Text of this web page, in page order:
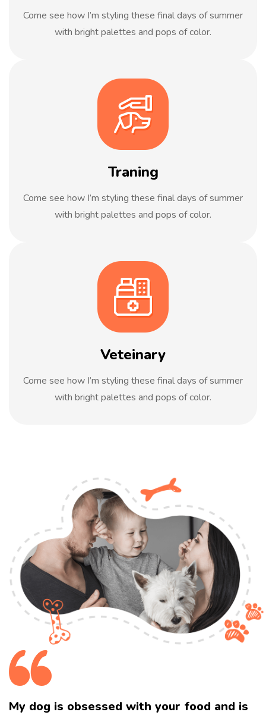
Come see how I’m styling these final days of summer
with bright palettes and pops of color.
Traning
Come see how I’m styling these final days of summer
with bright palettes and pops of color.
Veteinary
Come see how I’m styling these final days of summer
with bright palettes and pops of color.
My dog is obsessed with your food and is